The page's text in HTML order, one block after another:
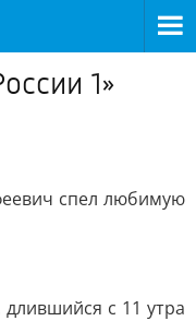
1»
спел любимую
с 11 утра